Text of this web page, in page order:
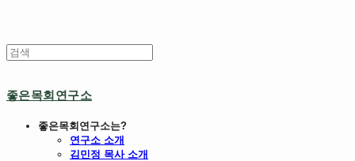
좋은목회연구소
좋은목회연구소는?
연구소 소개
김민정 목사 소개